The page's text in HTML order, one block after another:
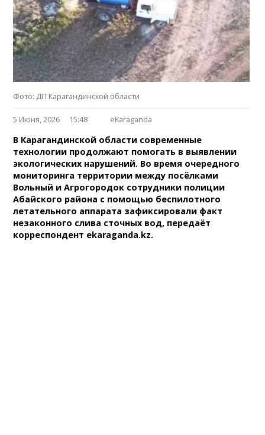
Фото: ДП Карагандинской области
5 Июня, 2026 15:48 eKaraganda
В Карагандинской области современные
технологии продолжают помогать в выявлении
экологических нарушений. Во время очередного
мониторинга территории между посёлками
Вольный и Агрогородок сотрудники полиции
Абайского района с помощью беспилотного
летательного аппарата зафиксировали факт
незаконного слива сточных вод, передаёт
корреспондент ekaraganda.kz.